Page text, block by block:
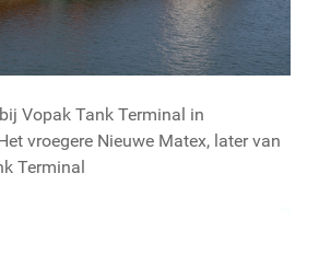
Vopak Tank Terminal in
vroegere Nieuwe Matex, later van
Terminal